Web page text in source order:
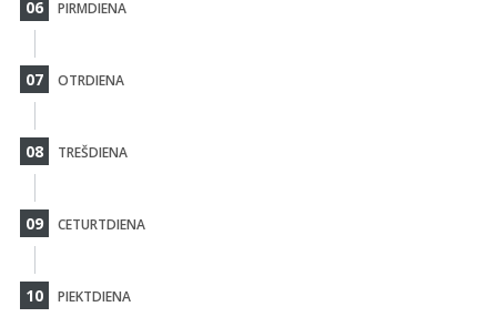
06 PIRMDIENA
07 OTRDIENA
08 TREŠDIENA
09 CETURTDIENA
10 PIEKTDIENA